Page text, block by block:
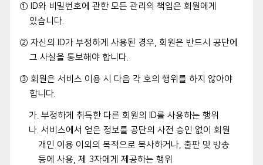
① ID와 비밀번호에 관한 모든 관리의 책임은 회원에게
있습니다.
② 자신의 ID가 부정하게 사용된 경우, 회원은 반드시 공단에
그 사실을 통보해야 합니다.
③ 회원은 서비스 이용 시 다음 각 호의 행위를 하지 않아야
합니다.
가. 부정하게 취득한 다른 회원의 ID를 사용하는 행위
나. 서비스에서 얻은 정보를 공단의 사전 승인 없이 회원
개인 이용 이외의 목적으로 복사하거나, 출판 및 방송
등에 사용, 제 3자에게 제공하는 행위